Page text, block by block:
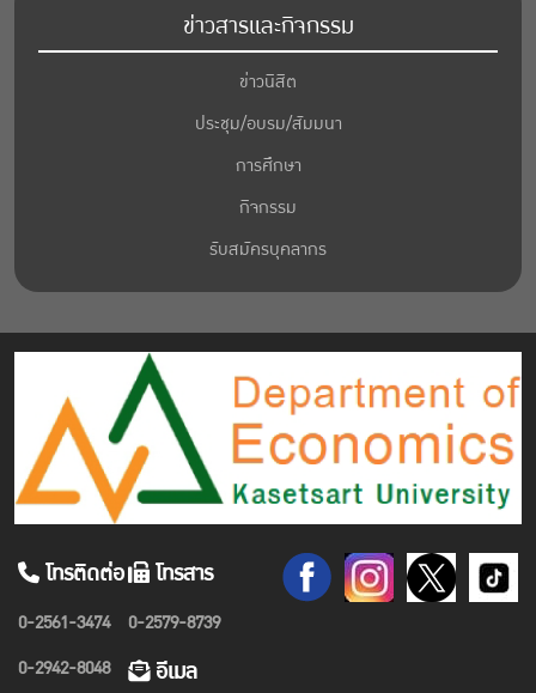
ข่าวสารและกิจกรรม
ข่าวนิสิต
ประชุม/อบรม/สัมมนา
การศึกษา
กิจกรรม
รับสมัครบุคลากร
โทรติดต่อ
0-2561-3474
0-2942-8048
โทรสาร
0-2579-8739
อีเมล